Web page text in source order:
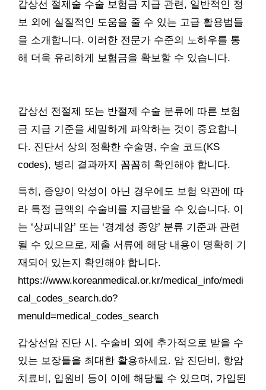
갑상선 절제술 수술 보험금 지급 관련, 일반적인 정
보 외에 실질적인 도움을 줄 수 있는 고급 활용법들
을 소개합니다. 이러한 전문가 수준의 노하우를 통
해 더욱 유리하게 보험금을 확보할 수 있습니다.
갑상선 전절제 또는 반절제 수술 분류에 따른 보험
금 지급 기준을 세밀하게 파악하는 것이 중요합니
다. 진단서 상의 정확한 수술명, 수술 코드(KS
codes), 병리 결과까지 꼼꼼히 확인해야 합니다.
특히, 종양이 악성이 아닌 경우에도 보험 약관에 따
라 특정 금액의 수술비를 지급받을 수 있습니다. 이
는 ‘상피내암’ 또는 ‘경계성 종양’ 분류 기준과 관련
될 수 있으므로, 제출 서류에 해당 내용이 명확히 기
재되어 있는지 확인해야 합니다.
https://www.koreanmedical.or.kr/medical_info/medi
cal_codes_search.do?
menuId=medical_codes_search
갑상선암 진단 시, 수술비 외에 추가적으로 받을 수
있는 보장들을 최대한 활용하세요. 암 진단비, 항암
치료비, 입원비 등이 이에 해당될 수 있으며, 가입된